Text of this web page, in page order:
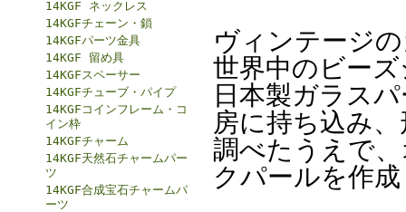
14KGF ネックレス
14KGFチェーン・鎖
14KGFパーツ金具
14KGF 留め具
14KGFスペーサー
14KGFチューブ・パイプ
14KGFコインフレーム・コ
イン枠
14KGFチャーム
14KGF天然石チャームパー
ツ
14KGF合成宝石チャームパ
ーツ
ヴィンテージ
世界中のビー
日本製ガラス
房に持ち込み
調べたうえで
クパールを作